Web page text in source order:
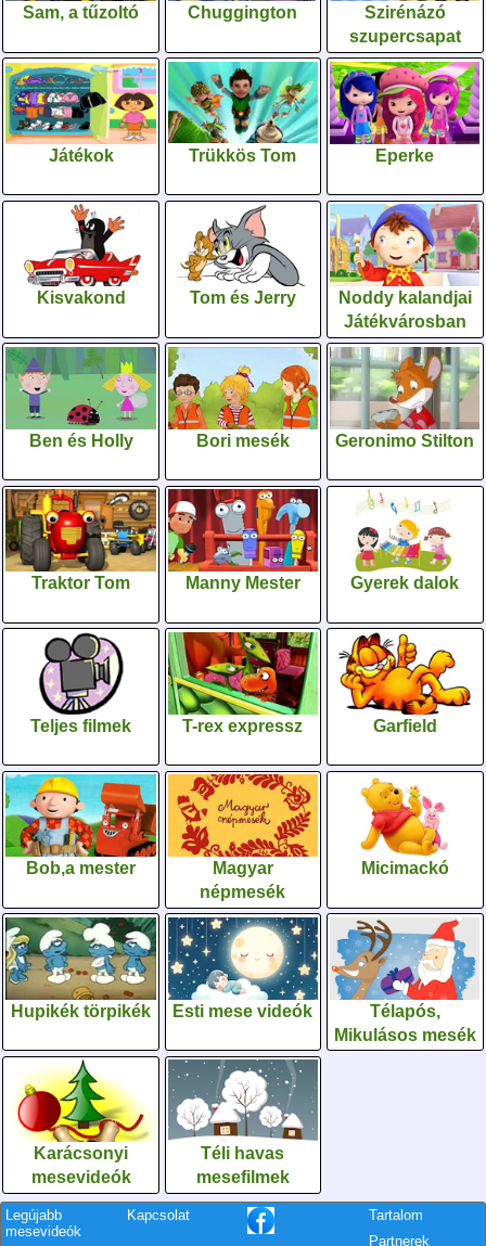
Sam, a tűzoltó Chuggington
Szirénázó
szupercsapat
Játékok Trükkös Tom Eperke
Kisvakond Tom és Jerry
Noddy kalandjai
Játékvárosban
Ben és Holly Bori mesék Geronimo Stilton
Traktor Tom Manny Mester Gyerek dalok
Teljes filmek T-rex expressz Garfield
Bob,a mester
Magyar
népmesék
Micimackó
Hupikék törpikék Esti mese videók
Télapós,
Mikulásos mesék
Karácsonyi
mesevideók
Téli havas
mesefilmek
Legújabb
mesevideók
Kapcsolat
Tartalom
Partnerek